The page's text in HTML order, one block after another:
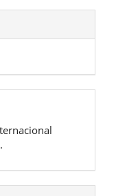
.